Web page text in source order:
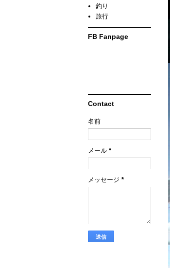
釣り
旅行
FB Fanpage
Contact
名前
メール *
メッセージ *